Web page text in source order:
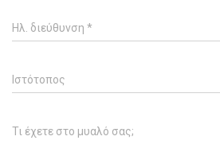
Ηλ. διεύθυνση *
Ιστότοπος
Τι έχετε στο μυαλό σας;